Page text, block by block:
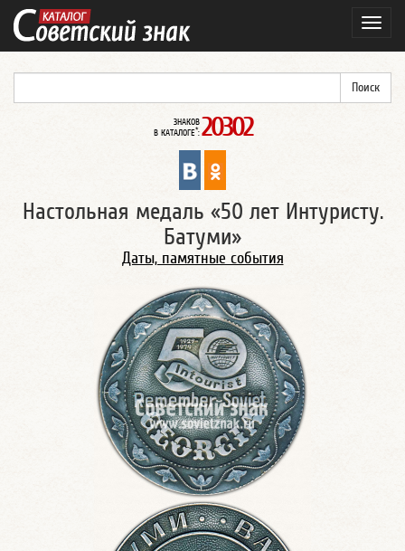
ЗНАКОВ
В КАТАЛОГЕ*: 20302
Настольная медаль «50 лет Интуристу.
Батуми»
Даты, памятные события